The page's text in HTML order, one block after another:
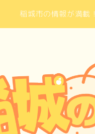
稲城市の情報が満載！